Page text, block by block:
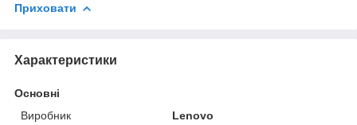
Приховати
Характеристики
Основні
Виробник
Lenovo